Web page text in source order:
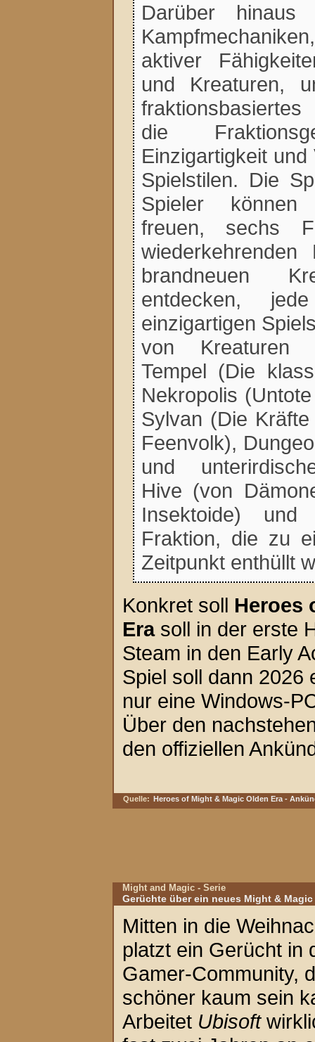
Darüber hinaus
aktiver
und Kreaturen,
die
Einzigartigkeit
Spielstilen. Die
Spieler
freuen, sechs
wiederkehrenden
brandneuen
entdecken,
einzigartigen
von Kreaturen
Tempel (Die
Nekropolis
Sylvan (Die
Feenvolk),
und
Hive (von
Insektoide)
Fraktion, die zu
Zeitpunkt enthüllt
Konkret soll Heroes
Erasoll in der erste
Steam in den Early
Spiel soll dann 2026
nur eine Windows-
Über den
den offiziellen
Quelle: Heroes of Might & Magic Olden Era -
Might and Magic - Serie
Gerüchte über ein neues Might &
Mitten in die
platzt ein Gerücht in
Gamer-Community,
schöner kaum sein
Arbeitet Ubisoft